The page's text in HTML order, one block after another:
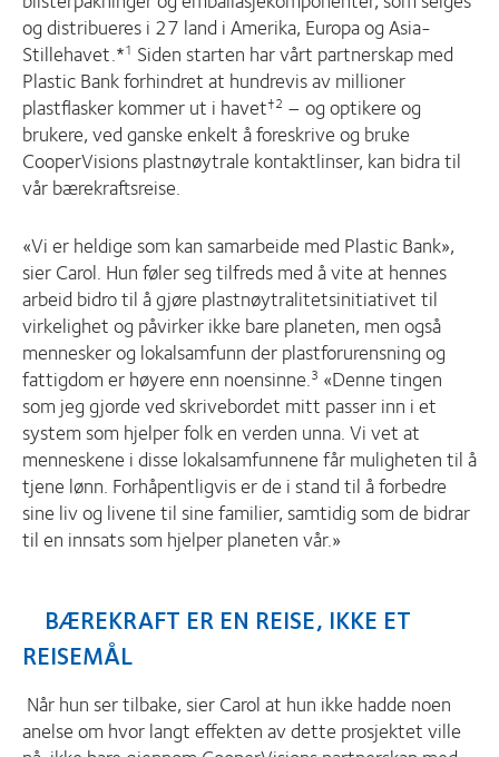
og distribueres i 27 land i Amerika, Europa og Asia-
Stillehavet.*1 Siden starten har vårt partnerskap med
Plastic Bank forhindret at hundrevis av millioner
plastflasker kommer ut i havet†2 – og optikere og
brukere, ved ganske enkelt å foreskrive og bruke
CooperVisions plastnøytrale kontaktlinser, kan bidra til
vår bærekraftsreise.
«Vi er heldige som kan samarbeide med Plastic Bank»,
sier Carol. Hun føler seg tilfreds med å vite at hennes
arbeid bidro til å gjøre plastnøytralitetsinitiativet til
virkelighet og påvirker ikke bare planeten, men også
mennesker og lokalsamfunn der plastforurensning og
fattigdom er høyere enn noensinne.3 «Denne tingen
som jeg gjorde ved skrivebordet mitt passer inn i et
system som hjelper folk en verden unna. Vi vet at
menneskene i disse lokalsamfunnene får muligheten til å
tjene lønn. Forhåpentligvis er de i stand til å forbedre
sine liv og livene til sine familier, samtidig som de bidrar
til en innsats som hjelper planeten vår.»
BÆREKRAFT ER EN REISE, IKKE ET
REISEMÅL
Når hun ser tilbake, sier Carol at hun ikke hadde noen
anelse om hvor langt effekten av dette prosjektet ville